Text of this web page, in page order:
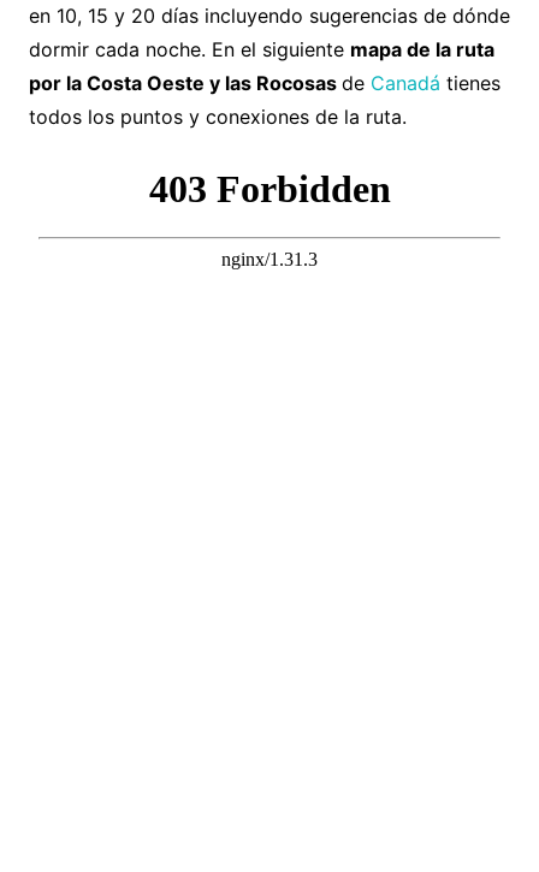
en 10, 15 y 20 días incluyendo sugerencias de dónde
dormir cada noche. En el siguiente mapa de la ruta
por la Costa Oeste y las Rocosas de Canadá tienes
todos los puntos y conexiones de la ruta.